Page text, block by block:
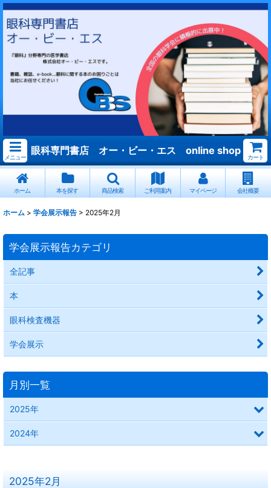
メニュー
眼科専門書店 オー・ビー・エス online shop
カート
ホーム 本を探す 商品検索 ご利用案内 マイページ 会社概要
ホーム > 学会展示報告 > 2025年2月
2025年2月
学会展示報告カテゴリ
全記事
本
眼科検査機器
学会展示
月別一覧
2025年
2024年